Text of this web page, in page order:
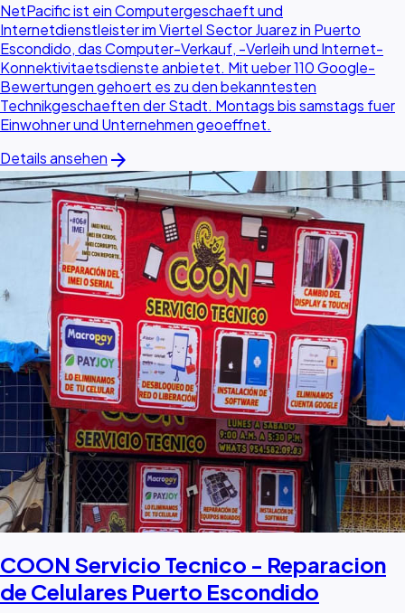
NetPacific ist ein Computergeschaeft und
Internetdienstleister im Viertel Sector Juarez in Puerto
Escondido, das Computer-Verkauf, -Verleih und Internet-
Konnektivitaetsdienste anbietet. Mit ueber 110 Google-
Bewertungen gehoert es zu den bekanntesten
Technikgeschaeften der Stadt. Montags bis samstags fuer
Einwohner und Unternehmen geoeffnet.
Details ansehen arrow_forward
COON Servicio Tecnico - Reparacion
de Celulares Puerto Escondido